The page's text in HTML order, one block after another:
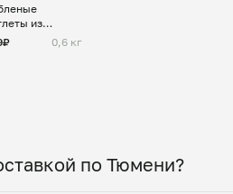
из
0,6 кг
по Тюмени?